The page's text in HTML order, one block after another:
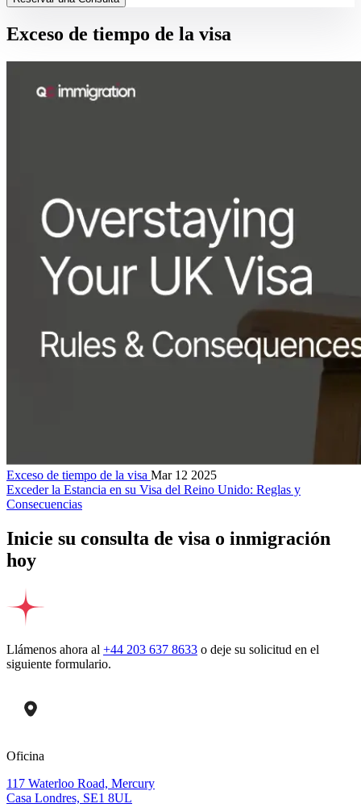
Exceso de tiempo de la visa
Exceso de tiempo de la visa Mar 12 2025
Exceder la Estancia en su Visa del Reino Unido: Reglas y
Consecuencias
Inicie su consulta de visa o inmigración
hoy
Llámenos ahora al +44 203 637 8633 o deje su solicitud en el
siguiente formulario.
Oficina
117 Waterloo Road, Mercury
Casa Londres, SE1 8UL